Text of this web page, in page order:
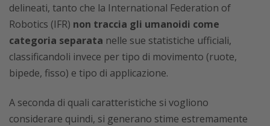
delineati, tanto che la International Federation of
Robotics (IFR) non traccia gli umanoidi come
categoria separata nelle sue statistiche ufficiali,
classificandoli invece per tipo di movimento (ruote,
bipede, fisso) e tipo di applicazione.
A seconda di quali caratteristiche si vogliono
considerare quindi, si generano stime estremamente